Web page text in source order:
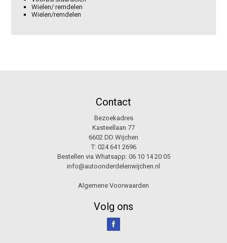
Wielen/ remdelen
Wielen/remdelen
Contact
Bezoekadres
Kasteellaan 77
6602 DD Wijchen
T: 024 641 2696
Bestellen via Whatsapp: 06 10 14 20 05
info@autoonderdelenwijchen.nl
Algemene Voorwaarden
Volg ons